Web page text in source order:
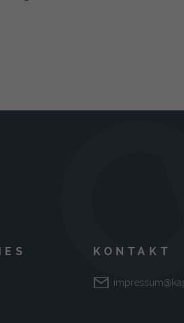
KONTAKT